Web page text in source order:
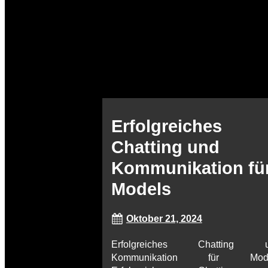
Erfolgreiches
Chatting und
Kommunikation
Models
Oktober 21, 2024
Erfolgreiches Chatting
Kommunikation für